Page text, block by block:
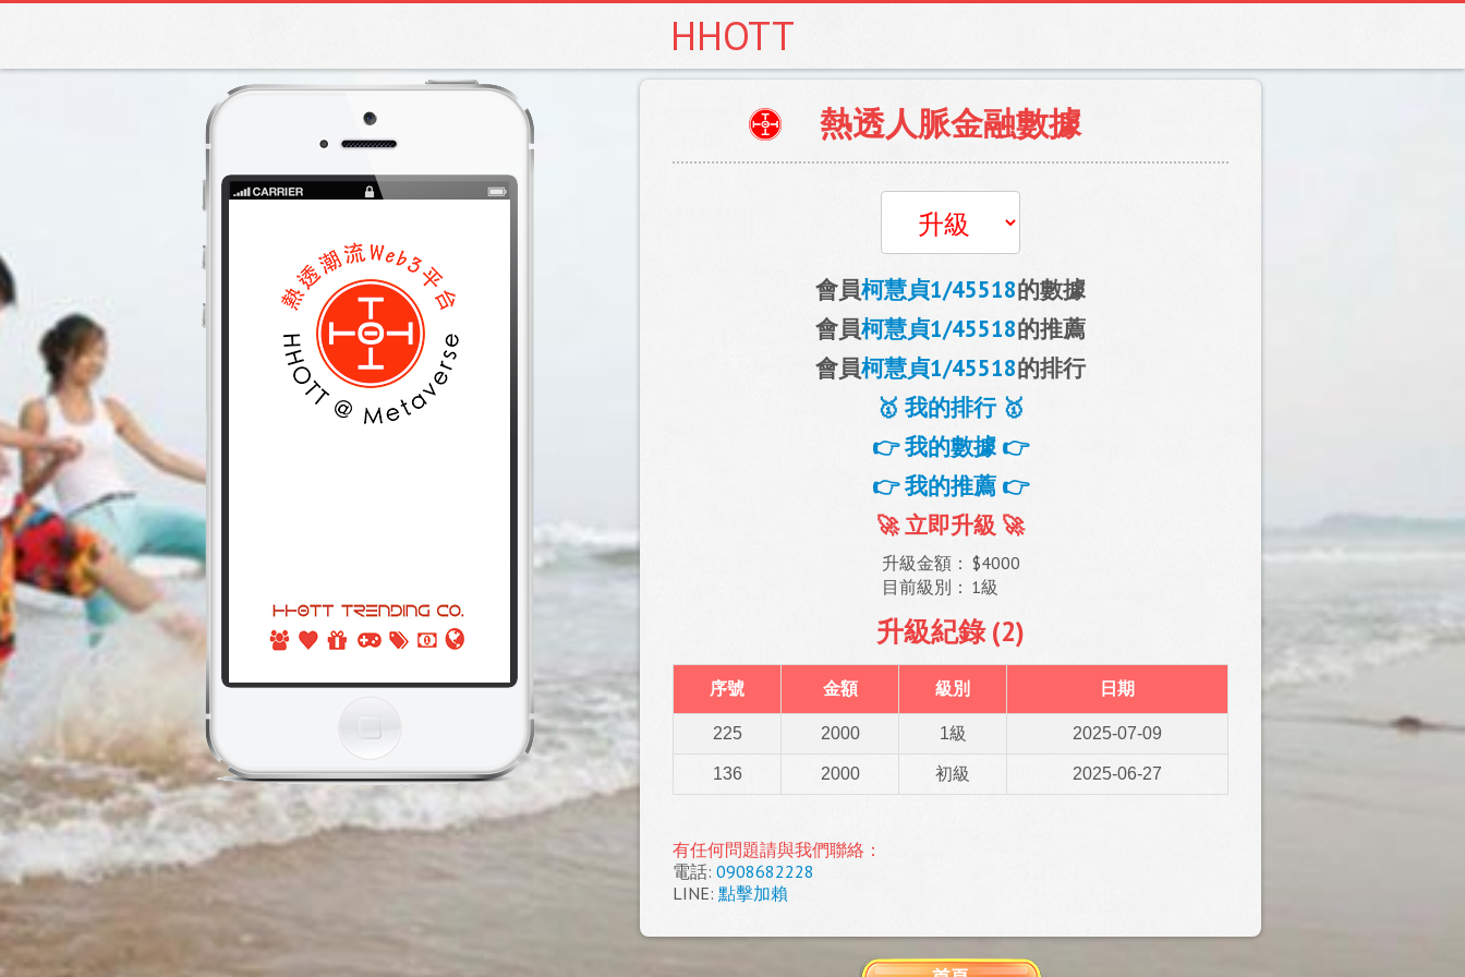
HHOTT
熱透人脈金融數據
會員柯慧貞1/45518的數據
會員柯慧貞1/45518的推薦
會員柯慧貞1/45518的排行
🥇 我的排行 🥇
👉 我的數據 👉
👉 我的推薦 👉
🚀 立即升級 🚀
升級金額： $4000
目前級別： 1級
升級紀錄 (2)
序號 金額 級別 日期
225 2000 1級 2025-07-09
136 2000 初級 2025-06-27
有任何問題請與我們聯絡：
電話: 0908682228
LINE: 點擊加賴